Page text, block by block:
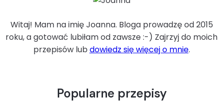
Witaj! Mam na imię Joanna. Bloga prowadzę od 2015
roku, a gotować lubiłam od zawsze :-) Zajrzyj do moich
przepisów lub dowiedz się więcej o mnie.
Popularne przepisy